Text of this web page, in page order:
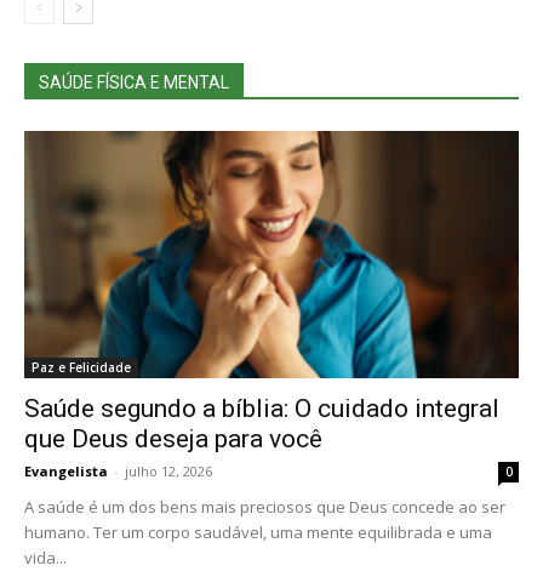
SAÚDE FÍSICA E MENTAL
Paz e Felicidade
Saúde segundo a bíblia: O cuidado integral
que Deus deseja para você
Evangelista - julho 12, 2026 0
A saúde é um dos bens mais preciosos que Deus concede ao ser
humano. Ter um corpo saudável, uma mente equilibrada e uma
vida...